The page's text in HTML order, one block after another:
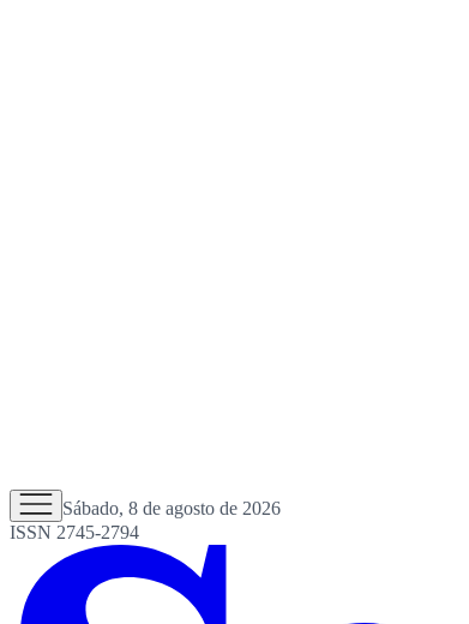
Sábado, 8 de agosto de 2026
ISSN 2745-2794